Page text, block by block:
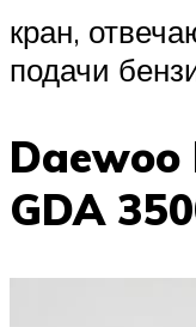
кран,
подачи
GDA